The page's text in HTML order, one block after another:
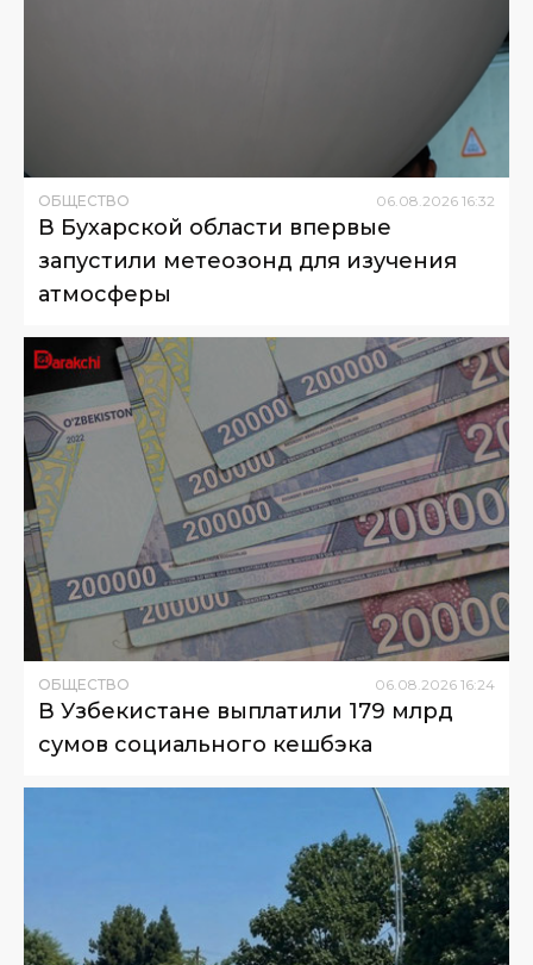
ОБЩЕСТВО 06.08.2026 16:32
В Бухарской области впервые
запустили метеозонд для изучения
атмосферы
ОБЩЕСТВО 06.08.2026 16:24
В Узбекистане выплатили 179 млрд
сумов социального кешбэка